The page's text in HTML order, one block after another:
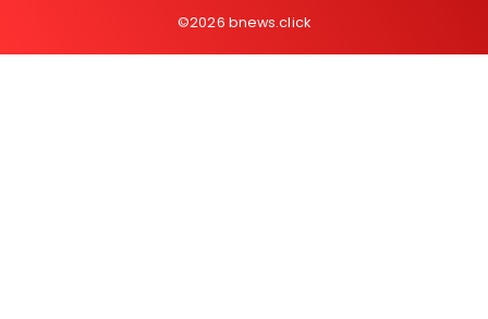
©2026 bnews.click